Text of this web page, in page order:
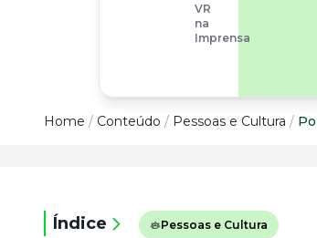
VR
na
Imprensa
Conteúdo
Todas as categorias
Confira nossos conteúdos
Home / Conteúdo / Pessoas e Cultura /
Índice Pessoas e Cultura